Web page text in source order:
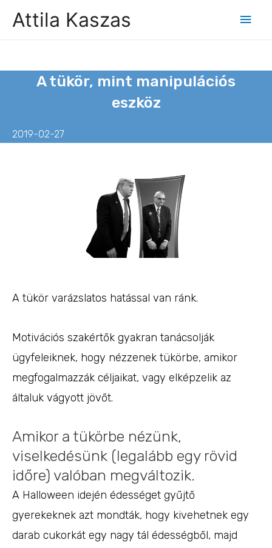
Attila Kaszas
A tükör, mint manipulációs
eszköz
2019-02-27
A tükör varázslatos hatással van ránk.
Motivációs szakértők gyakran tanácsolják
ügyfeleiknek, hogy nézzenek tükörbe, amikor
megfogalmazzák céljaikat, vagy elképzelik az
általuk vágyott jövőt.
Amikor a tükörbe nézünk,
viselkedésünk (legalább egy rövid
időre) valóban megváltozik.
A Halloween idején édességet gyűjtő
gyerekeknek azt mondták, hogy kivehetnek egy
darab cukorkát egy nagy tál édességből, majd